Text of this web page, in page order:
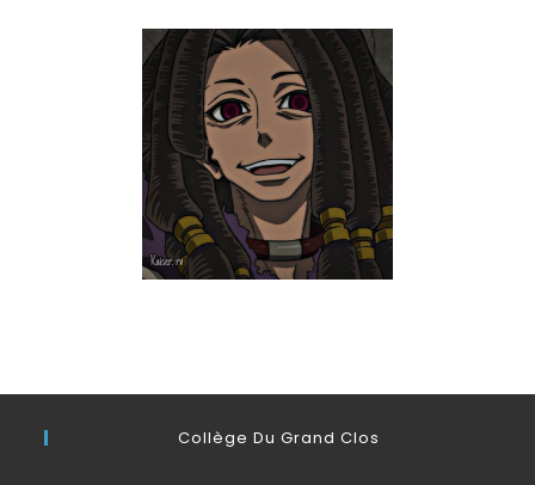
Collège Du Grand Clos